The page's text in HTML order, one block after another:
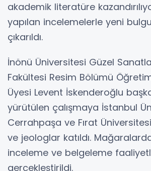
akademik literatüre
yapılan incelemelerle yeni
çıkarıldı.
İnönü Üniversitesi Güzel
Fakültesi Resim Bölümü
Üyesi Levent İskenderoğlu
yürütülen çalışmaya İstanbul
Cerrahpaşa ve Fırat
ve jeologlar katıldı.
inceleme ve belgeleme
gerçekleştirildi.